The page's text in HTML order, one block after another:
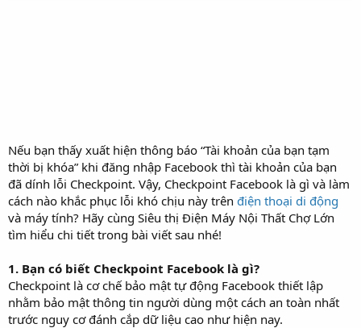
Nếu bạn thấy xuất hiện thông báo “Tài khoản của bạn tạm
thời bị khóa” khi đăng nhập Facebook thì tài khoản của bạn
đã dính lỗi Checkpoint. Vậy, Checkpoint Facebook là gì và làm
cách nào khắc phục lỗi khó chịu này trên điện thoại di động
và máy tính? Hãy cùng Siêu thị Điện Máy Nội Thất Chợ Lớn
tìm hiểu chi tiết trong bài viết sau nhé!
1. Bạn có biết Checkpoint Facebook là gì?
Checkpoint là cơ chế bảo mật tự động Facebook thiết lập
nhằm bảo mật thông tin người dùng một cách an toàn nhất
trước nguy cơ đánh cắp dữ liệu cao như hiện nay.